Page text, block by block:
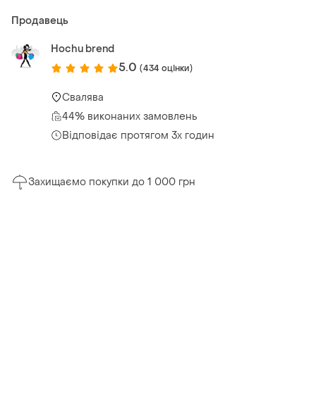
Продавець
Hochu brend
5.0 (434 оцінки)
Свалява
44% виконаних замовлень
Відповідає протягом 3х годин
Захищаємо покупки до 1 000 грн